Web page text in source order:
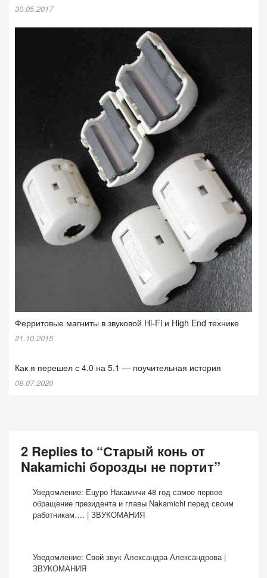
30.05.2017
Ферритовые магниты в звуковой Hi-Fi и High End технике
21.10.2015
Как я перешел с 4.0 на 5.1 — поучительная история
08.07.2020
2 Replies to “Старый конь от
Nakamichi борозды не портит”
Уведомление: Ецуро Накамичи 48 год самое первое
обращение президента и главы Nakamichi перед своим
работникам…. | ЗВУКОМАНИЯ
Уведомление: Свой звук Александра Александрова |
ЗВУКОМАНИЯ